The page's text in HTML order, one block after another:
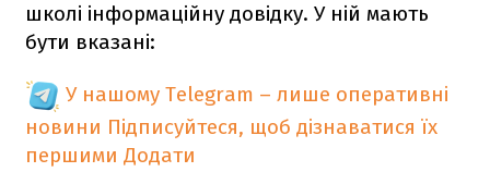
школі інформаційну довідку. У ній мають
бути вказані:
У нашому Telegram – лише оперативні
новини Підписуйтеся, щоб дізнаватися їх
першими Додати